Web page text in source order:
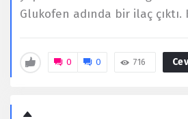
Glukofen adında bir ilaç çıktı.
0 0 716